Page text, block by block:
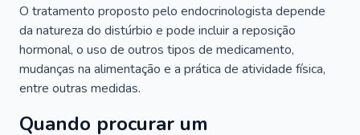
O tratamento proposto pelo endocrinologista depende
da natureza do distúrbio e pode incluir a reposição
hormonal, o uso de outros tipos de medicamento,
mudanças na alimentação e a prática de atividade física,
entre outras medidas.
Quando procurar um